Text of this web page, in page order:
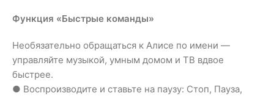
Функция «Быстрые команды»
Необязательно обращаться к Алисе по имени —
управляйте музыкой, умным домом и ТВ вдвое
быстрее.
● Воспроизводите и ставьте на паузу: Стоп, Пауза,